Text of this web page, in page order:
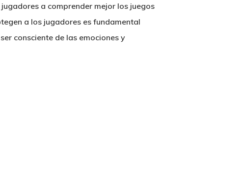
a comprender mejor los juegos
a los jugadores es fundamental
consciente de las emociones y